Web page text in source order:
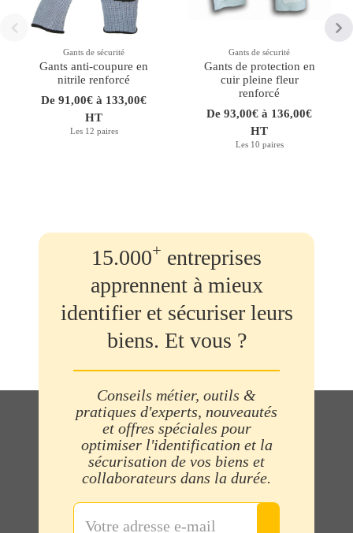
Gants de sécurité
Gants anti-coupure en
nitrile renforcé
De 91,00€ à 133,00€
HT
Les 12 paires
Gants de sécurité
Gants de protection en
cuir pleine fleur
renforcé
De 93,00€ à 136,00€
HT
Les 10 paires
15.000+ entreprises
apprennent à mieux
identifier et sécuriser leurs
biens. Et vous ?
Conseils métier, outils &
pratiques d'experts, nouveautés
et offres spéciales pour
optimiser l'identification et la
sécurisation de vos biens et
collaborateurs dans la durée.